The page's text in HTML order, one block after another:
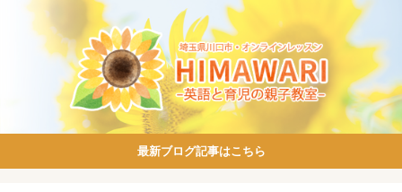
最新ブログ記事はこちら